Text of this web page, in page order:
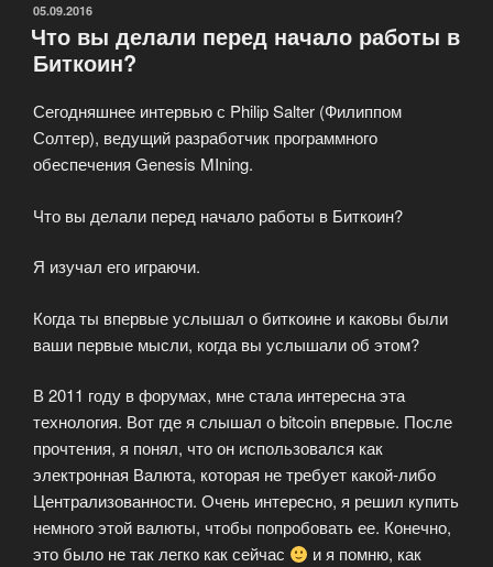
256
ОПУБЛИКОВАНО
05.09.2016
Что вы делали перед начало работы в
Биткоин?
Сегодняшнее интервью с Philip Salter (Филиппом
Солтер), ведущий разработчик программного
обеспечения Genesis MIning.
Что вы делали перед начало работы в Биткоин?
Я изучал его играючи.
Когда ты впервые услышал о биткоине и каковы были
ваши первые мысли, когда вы услышали об этом?
В 2011 году в форумах, мне стала интересна эта
технология. Вот где я слышал о bitcoin впервые. После
прочтения, я понял, что он использовался как
электронная Валюта, которая не требует какой-либо
Централизованности. Очень интересно, я решил купить
немного этой валюты, чтобы попробовать ее. Конечно,
это было не так легко как сейчас
и я помню, как